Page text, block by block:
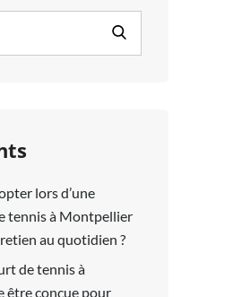
lors d’une
tennis à Montpellier
au quotidien ?
de tennis à
conçue pour